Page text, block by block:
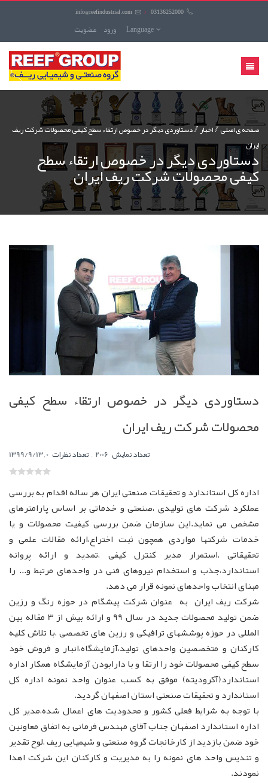
info@reefindustrial.com / 03136252000
عضويت ورود Language
منوی
کاربری
صفحه ی اصلی اخبار دستاوردی دیگر در خصوص ارتقاء سطح کیفی محصولات شرکت ریف
ایران
دستاوردی دیگر در خصوص ارتقاء سطح
کیفی محصولات شرکت ریف ایران
دستاوردی دیگر در خصوص ارتقاء سطح کیفی
محصولات شرکت ریف ایران
1399/9/13, تعداد نمایش ,تعداد نظرات
اداره کل استاندارد و تحقیقات صنعتی ایران هر ساله اقدام به بررسی
عملکرد شرکت های تولیدی ،صنعتی و خدماتی بر اساس پارامترهای
مشخص می نماید.این سازمان ضمن بررسی کیفیت محصولات و یا
خدمات شرکتها مواردی همچون ثبت اختراع،ارائه مقالات علمی و
تحقیقاتی ،استمرار مدیر کنترل کیفی ،تمدید و ارائه پروانه
استاندارد،جذب و استخدام نیروهای فنی در واحدهای مرتبط و... را
مبنای انتخاب واحدهای نمونه قرار می دهد.
شرکت ریف ایران به عنوان شرکت پیشگام در حوزه رنگ و رزین
ضمن تولید محصولات جدید در سال 99 و ارائه بیش از 3 مقاله بین
المللی در حوزه پوششهای ترافیکی و رزین های تخصصی ،با تلاش کلیه
کارکنان و متخصصین واحدهای تولید،آزمایشگاه،انبار و فروش خود
سطح کیفی محصولات خود را ارتقا و با دارابودن آزمایشگاه همکار اداره
استاندارد(آکرودیته) موفق به کسب عنوان واحد نمونه اداره کل
استاندارد و تحقیقات صنعتی استان اصفهان گردید.
با توجه به شرایط فعلی کشور و محدودیت های اعمال شده،مدیر کل
اداره استاندارد اصفهان جناب آقای مهندس فرمانی به اتفاق معاونین
خود ضمن بازدید از کارخانجات گروه صنعتی و شیمیایی ریف ،لوح تقدیر
و تندیس واحد های نمونه را به مدیریت و کارکنان این شرکت اهدا
نمودند.